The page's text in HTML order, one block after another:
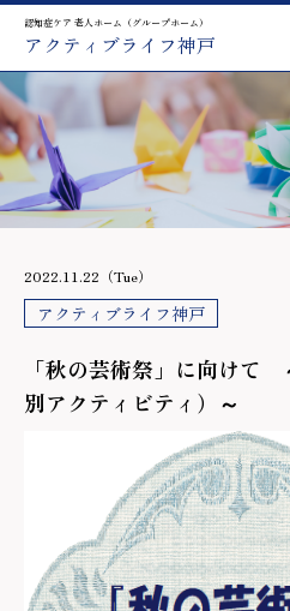
認知症ケア 老人ホーム（グループホーム）
アクティブライフ神戸
2022.11.22（Tue）
アクティブライフ神戸
「秋の芸術祭」に向けて
別アクティビティ）～